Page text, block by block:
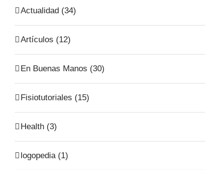
Actualidad (34)
Artículos (12)
En Buenas Manos (30)
Fisiotutoriales (15)
Health (3)
logopedia (1)